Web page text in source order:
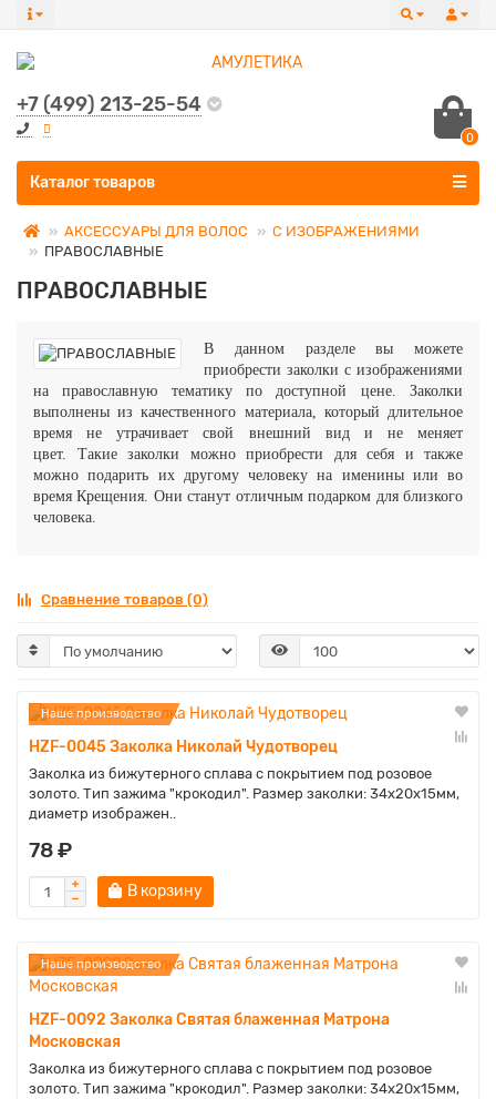
+7 (499) 213-25-54
0
Все категории
Каталог товаров
АКСЕССУАРЫ ДЛЯ ВОЛОС
С ИЗОБРАЖЕНИЯМИ
ПРАВОСЛАВНЫЕ
ПРАВОСЛАВНЫЕ
В данном разделе вы можете
приобрести заколки с изображениями
на православную тематику по доступной цене. Заколки
выполнены из качественного материала, который длительное
время не утрачивает свой внешний вид и не меняет
цвет. Такие заколки можно приобрести для себя и также
можно подарить их другому человеку на именины или во
время Крещения. Они станут отличным подарком для близкого
человека.
Сравнение товаров (0)
Наше производство
HZF-0045 Заколка Николай Чудотворец
Заколка из бижутерного сплава с покрытием под розовое
золото. Тип зажима "крокодил". Размер заколки: 34х20х15мм,
диаметр изображен..
78 ₽
В корзину
Наше производство
HZF-0092 Заколка Святая блаженная Матрона
Московская
Заколка из бижутерного сплава с покрытием под розовое
золото. Тип зажима "крокодил". Размер заколки: 34х20х15мм,